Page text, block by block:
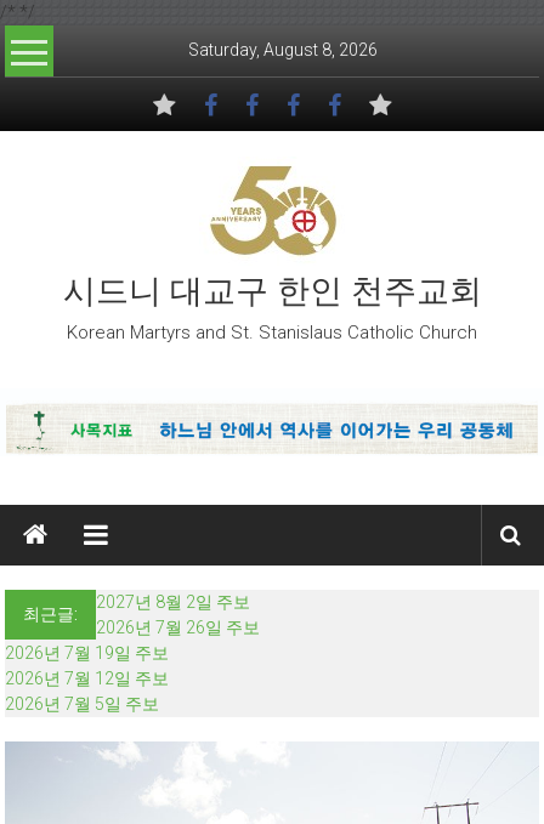
/* */
Skip to content
Saturday, August 8, 2026
시드니 대교구 한인 천주교회
Korean Martyrs and St. Stanislaus Catholic Church
최근글:
2027년 8월 2일 주보
2026년 7월 26일 주보
2026년 7월 19일 주보
2026년 7월 12일 주보
2026년 7월 5일 주보